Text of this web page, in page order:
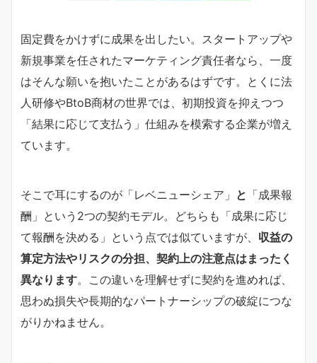
固定費をかけずに成果を出したい。スタートアップや
新規事業を任されたマーケティング責任者なら、一度
はそんな願いを抱いたことがあるはずです。とくに法
人研修やBtoB商材の世界では、初期投資を抑えつつ
「結果に応じて支払う」仕組みを模索する企業が増え
ています。
そこで耳にするのが「レベニューシェア」 と 「成果報
酬」という2つの契約モデル。どちらも「成果に応じ
て報酬を決める」という点では似ていますが、 収益の
算定方法やリスクの分担、契約上の注意点はまったく
異なります。この違いを理解せずに契約を進めれば、
思わぬ損失や長期的なパートナーシップの破綻につな
がりかねません。